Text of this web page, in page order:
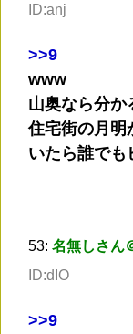
ID:anj
>>9
www
山奥なら分
住宅街の月明
いたら誰で
53: 名無しさん
ID:dIO
>>9